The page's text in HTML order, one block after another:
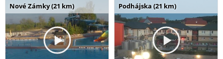
Nové Zámky (21 km) Podhájska (21 km)